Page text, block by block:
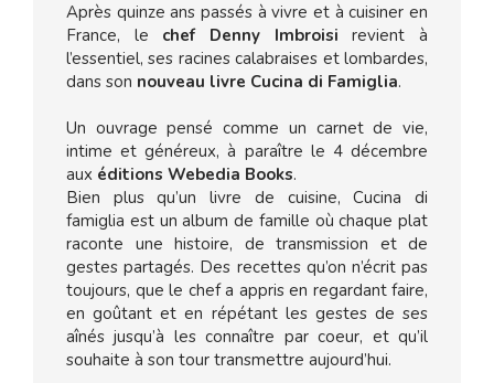
Après quinze ans passés à vivre et à cuisiner en
France, le chef Denny Imbroisirevient à
l’essentiel, ses racines calabraises et lombardes,
dans son nouveau livre Cucina di Famiglia.
Un ouvrage pensé comme un carnet de vie,
intime et généreux, à paraître le 4 décembre
aux éditions Webedia Books.
Bien plus qu’un livre de cuisine, Cucina di
famiglia est un album de famille où chaque plat
raconte une histoire, de transmission et de
gestes partagés. Des recettes qu’on n’écrit pas
toujours, que le chef a appris en regardant faire,
en goûtant et en répétant les gestes de ses
aînés jusqu’à les connaître par coeur, et qu’il
souhaite à son tour transmettre aujourd’hui.